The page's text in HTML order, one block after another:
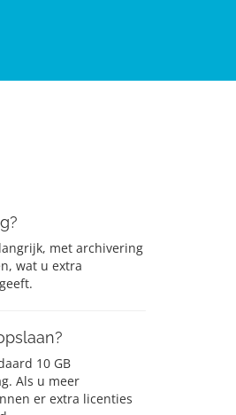
met archivering
wat u extra
10 GB
Als u meer
er extra licenties